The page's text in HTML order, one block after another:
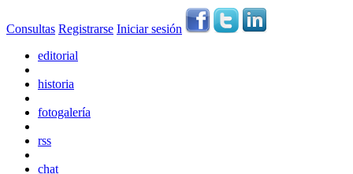
Consultas Registrarse Iniciar sesión
editorial
historia
fotogalería
rss
chat